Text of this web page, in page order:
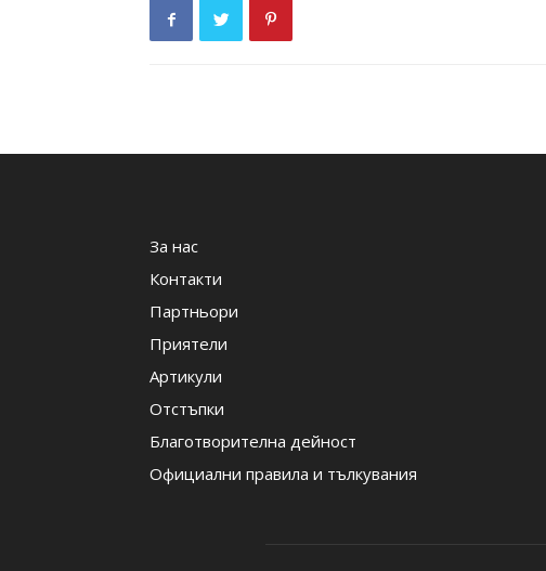
За нас
Контакти
Партньори
Приятели
Артикули
Отстъпки
Благотворителна дейност
Официални правила и тълкувания